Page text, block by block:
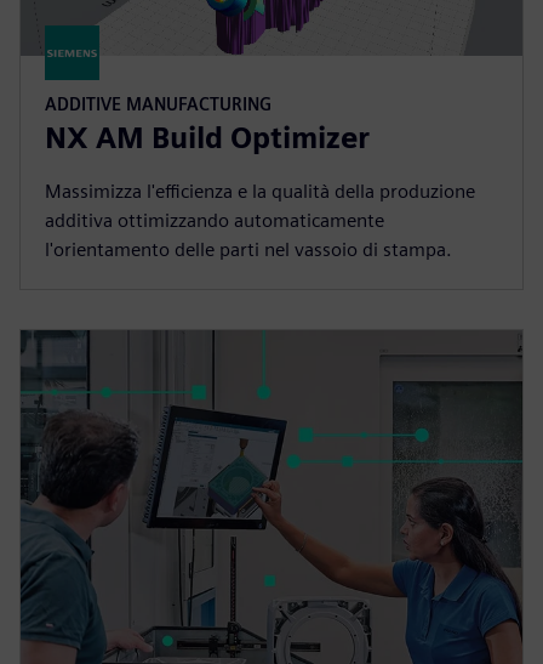
ADDITIVE MANUFACTURING
NX AM Build Optimizer
Massimizza l'efficienza e la qualità della produzione
additiva ottimizzando automaticamente
l'orientamento delle parti nel vassoio di stampa.